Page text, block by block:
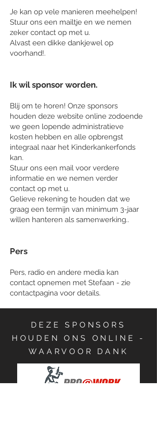
Je kan op vele manieren meehelpen!
Stuur ons een mailtje en we nemen
zeker contact op met u.
Alvast een dikke dankjewel op
voorhand!.
Ik wil sponsor worden.
Blij om te horen! Onze sponsors
houden deze website online zodoende
we geen lopende administratieve
kosten hebben en alle opbrengst
integraal naar het Kinderkankerfonds
kan.
Stuur ons een mail voor verdere
informatie en we nemen verder
contact op met u.
Gelieve rekening te houden dat we
graag een termijn van minimum 3-jaar
willen hanteren als samenwerking..
Pers
Pers, radio en andere media kan
contact opnemen met Stefaan - zie
contactpagina voor details.
DEZE SPONSORS
HOUDEN ONS ONLINE -
WAARVOOR DANK